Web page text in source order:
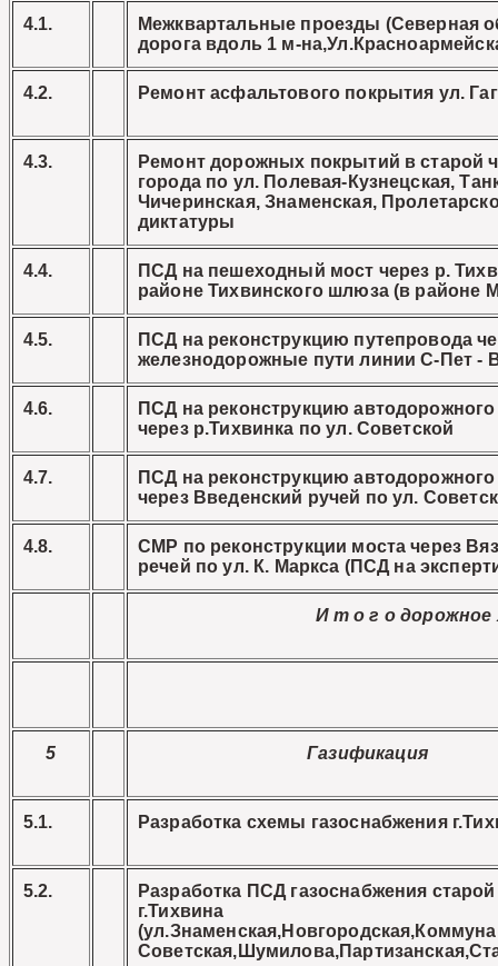
4.1.
Межквартальные проезды (Северная
дорога вдоль 1 м-
4.2. Ремонт асфальтового покрытия ул.
4.3.
Ремонт дорожных покрытий в старой
города по ул. Полевая-Кузнецская,
Чичеринская, Знаменская,
диктатуры
4.4.
ПСД на пешеходный мост через р.
районе Тихвинского шлюза (в районе
4.5.
ПСД на реконструкцию путепровода
железнодорожные пути линии С-Пет -
4.6.
ПСД на реконструкцию
через р.Тихвинка по ул. Советской
4.7.
ПСД на реконструкцию
через Введенский ручей по ул.
4.8.
СМР по реконструкции моста через
речей по ул. К. Маркса (ПСД на
И т о г о дорожное
5 Газификация
5.1. Разработка схемы газоснабжения
5.2.
Разработка ПСД газоснабжения старой
г.Тихвина